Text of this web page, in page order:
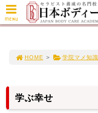
HOME > 学院マメ知識
学ぶ幸せ
MENU